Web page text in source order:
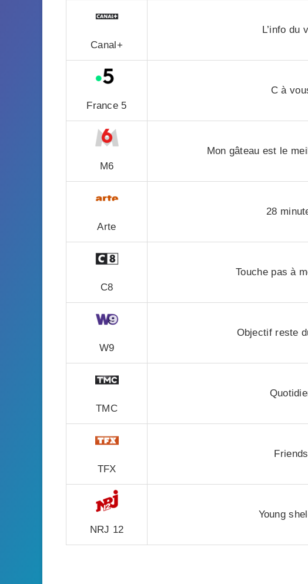
Canal+
L’info du
France 5
C à
M6
Mon gâteau est le
Arte
28
C8
Touche pas à
W9
Objectif reste
TMC
TFX
Friends
NRJ 12
Young